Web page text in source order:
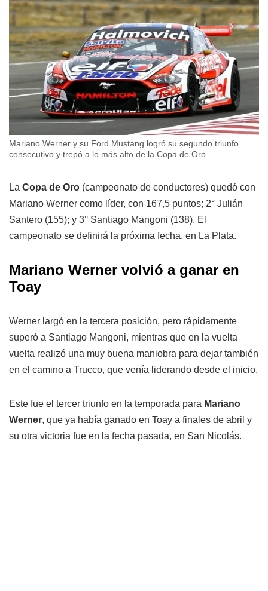
Mariano Werner y su Ford Mustang logró su segundo triunfo
consecutivo y trepó a lo más alto de la Copa de Oro.
La Copa de Oro (campeonato de conductores) quedó con
Mariano Werner como líder, con 167,5 puntos; 2° Julián
Santero (155); y 3° Santiago Mangoni (138). El
campeonato se definirá la próxima fecha, en La Plata.
Mariano Werner volvió a ganar en
Toay
Werner largó en la tercera posición, pero rápidamente
superó a Santiago Mangoni, mientras que en la vuelta
vuelta realizó una muy buena maniobra para dejar también
en el camino a Trucco, que venía liderando desde el inicio.
Este fue el tercer triunfo en la temporada para Mariano
Werner, que ya había ganado en Toay a finales de abril y
su otra victoria fue en la fecha pasada, en San Nicolás.